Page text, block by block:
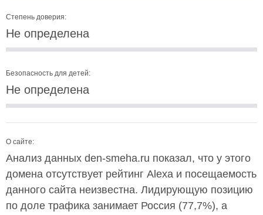
Степень доверия:
Не определена
Безопасность для детей:
Не определена
О сайте:
Анализ данных den-smeha.ru показал, что у этого
домена отсутствует рейтинг Alexa и посещаемость
данного сайта неизвестна. Лидирующую позицию
по доле трафика занимает Россия (77,7%), а